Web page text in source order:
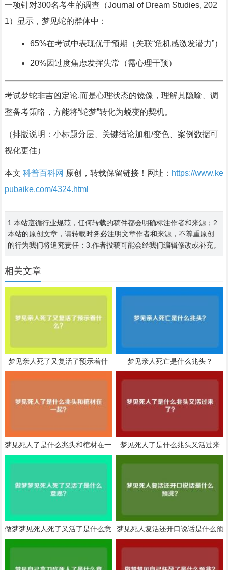
一项针对300名考生的调查（Journal of Dream Studies, 202
1）显示，梦见蛇的群体中：
65%在考试中表现优于预期（关联“危机感激发潜力”）
20%因过度焦虑发挥失常（需心理干预）
考试梦蛇非吉凶定论,而是心理状态的镜像，理解其隐喻、调
整备考策略，方能将“蛇梦”转化为蜕变的契机。
（排版说明：小标题分层、关键结论加粗/变色、案例数据可
视化更佳）
本文 科普百科网 原创，转载保留链接！网址： https://www.ke
pubaike.com/4324.html
1.本站遵循行业规范，任何转载的稿件都会明确标注作者和来源；2.
本站的原创文章，请转载时务必注明文章作者和来源，不尊重原创
的行为我们将追究责任；3.作者投稿可能会经我们编辑修改或补充。
相关文章
梦见亲人死了又复活了预示着什
么？
梦见亲人死亡是什么兆头？
梦见死人了是什么兆头和棺材在一
起？
梦见死人了是什么兆头又活过来
了？
做梦梦见死人死了又活了是什么意
思？
梦见死人复活还开口说话是什么预
兆？